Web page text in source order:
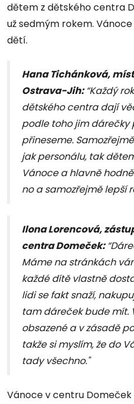
dětem z dětského centra
už sedmým rokem.
dětí.
Hana Tichánková,
Ostrava-Jih:“Každý
dětského centra dají
podle toho jim dárečky
přineseme.
jak personálu, tak
Vánoce a hlavně
no a samozřejmě lepší
Ilona Lorencová,
centra Domeček:
Máme na stránkách
každé dítě vlastně
lidi se fakt snaží,
tam dáreček bude mít.
obsazené a v zásadě
takže si myslím, že do
tady všechno."
Vánoce v centru